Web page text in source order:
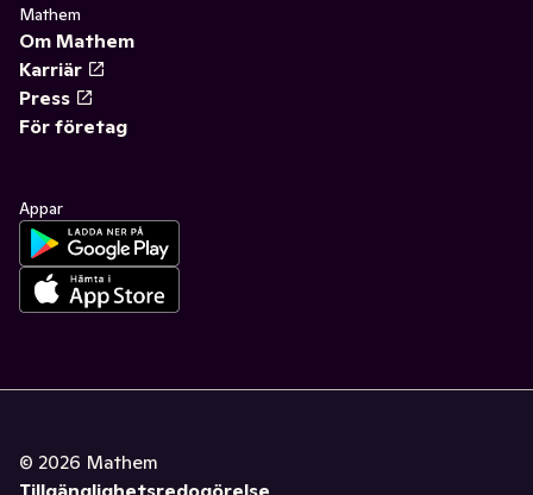
Mathem
Om Mathem
Karriär
Press
För företag
Appar
© 2026 Mathem